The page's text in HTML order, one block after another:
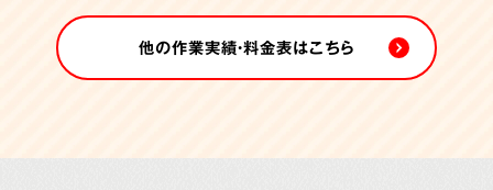
他の作業実績・料金表はこちら